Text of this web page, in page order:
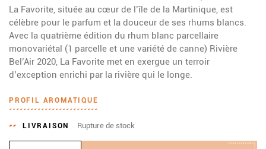
La Favorite, située au cœur de l’île de la Martinique, est
célèbre pour le parfum et la douceur de ses rhums blancs.
Avec la quatrième édition du rhum blanc parcellaire
monovariétal (1 parcelle et une variété de canne) Rivière
Bel’Air 2020, La Favorite met en exergue un terroir
d’exception enrichi par la rivière qui le longe.
PROFIL AROMATIQUE
LIVRAISON Rupture de stock